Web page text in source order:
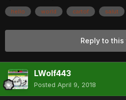
hello world cartof salut
Reply to
LWolf443
Posted April 9, 2018